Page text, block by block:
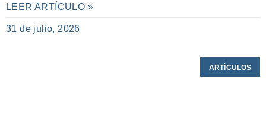
LEER ARTÍCULO »
31 de julio, 2026
ARTÍCULOS